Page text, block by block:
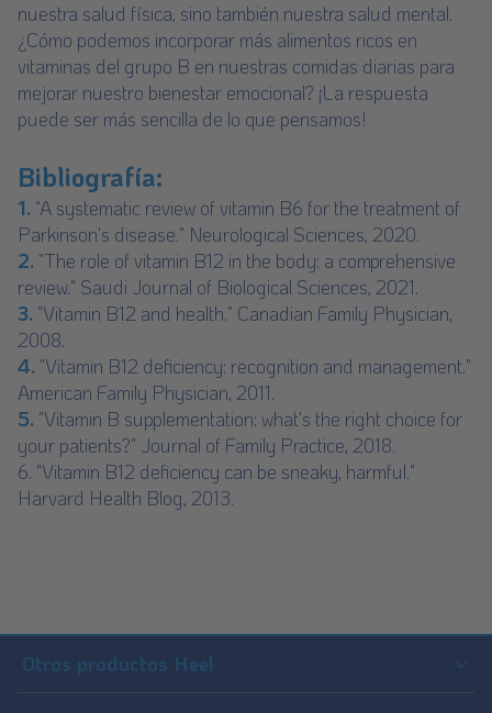
nuestra salud física, sino también nuestra salud mental.
¿Cómo podemos incorporar más alimentos ricos en
vitaminas del grupo B en nuestras comidas diarias para
mejorar nuestro bienestar emocional? ¡La respuesta
puede ser más sencilla de lo que pensamos!
Bibliografía:
1. "A systematic review of vitamin B6 for the treatment of
Parkinson's disease." Neurological Sciences, 2020.
2. "The role of vitamin B12 in the body: a comprehensive
review." Saudi Journal of Biological Sciences, 2021.
3. "Vitamin B12 and health." Canadian Family Physician,
2008.
4. "Vitamin B12 deficiency: recognition and management."
American Family Physician, 2011.
5. "Vitamin B supplementation: what's the right choice for
your patients?" Journal of Family Practice, 2018.
6. "Vitamin B12 deficiency can be sneaky, harmful."
Harvard Health Blog, 2013.
Footer
Sitemap
Otros productos Heel